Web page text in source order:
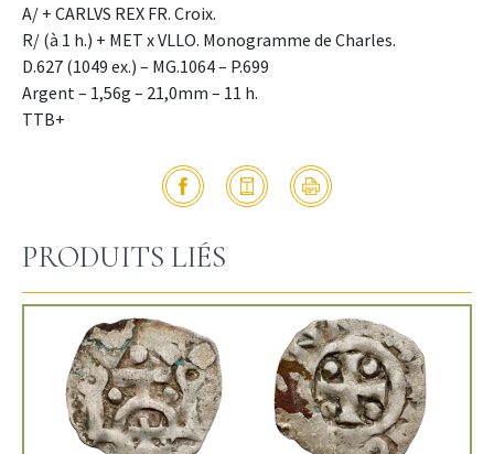
A/ + CARLVS REX FR. Croix.
R/ (à 1 h.) + MET x VLLO. Monogramme de Charles.
D.627 (1049 ex.) – MG.1064 – P.699
Argent – 1,56g – 21,0mm – 11 h.
TTB+
PRODUITS LIÉS